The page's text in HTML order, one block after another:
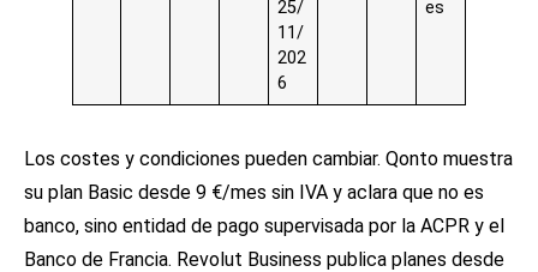
25/
11/
202
6
es
Los costes y condiciones pueden cambiar. Qonto muestra
su plan Basic desde 9 €/mes sin IVA y aclara que no es
banco, sino entidad de pago supervisada por la ACPR y el
Banco de Francia. Revolut Business publica planes desde